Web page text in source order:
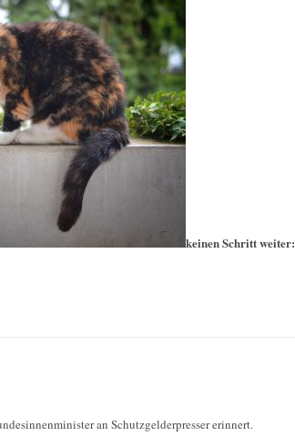
keinen Schritt weiter:
an Schutzgelderpresser erinnert.